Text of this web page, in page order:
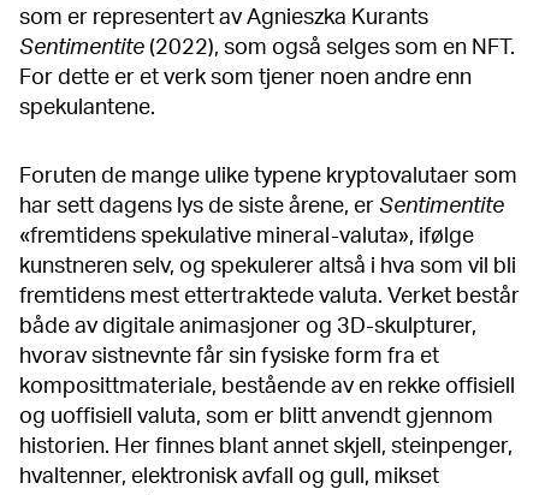
som er representert av Agnieszka Kurants
Sentimentite (2022), som også selges som en NFT.
For dette er et verk som tjener noen andre enn
spekulantene.
Foruten de mange ulike typene kryptovalutaer som
har sett dagens lys de siste årene, er Sentimentite
«fremtidens spekulative mineral-valuta», ifølge
kunstneren selv, og spekulerer altså i hva som vil bli
fremtidens mest ettertraktede valuta. Verket består
både av digitale animasjoner og 3D-skulpturer,
hvorav sistnevnte får sin fysiske form fra et
komposittmateriale, bestående av en rekke offisiell
og uoffisiell valuta, som er blitt anvendt gjennom
historien. Her finnes blant annet skjell, steinpenger,
hvaltenner, elektronisk avfall og gull, mikset